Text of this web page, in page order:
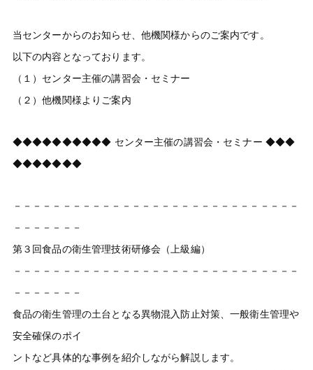
当センターからのお知らせ、他機関様からのご案内です。
以下の内容となっております。
（１）センター主催の講習会・セミナー
（２）他機関様よりご案内
◆◆◆◆◆◆◆◆◆◆ センター主催の講習会・セミナー ◆◆◆
◆◆◆◆◆◆◆
－－－－－－－－－－－－－－－－－－－－－－－－－－－－－
－－－－－－－
第３回食品の衛生管理技術研修会（上級編）
－－－－－－－－－－－－－－－－－－－－－－－－－－－－－
－－－－－－－
食品の衛生管理の土台となる異物混入防止対策、一般衛生管理や
安全確保のポイ
ントなど具体的な事例を紹介しながら解説します。